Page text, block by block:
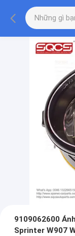
9109062600
Sprinter W907